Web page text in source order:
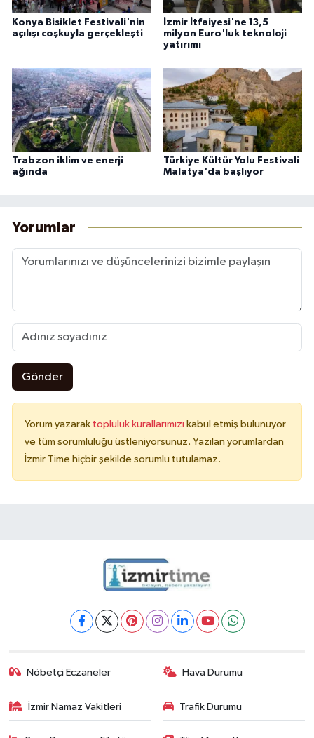
Konya Bisiklet Festivali'nin
açılışı coşkuyla gerçekleşti
İzmir İtfaiyesi'ne 13,5
milyon Euro'luk teknoloji
yatırımı
Trabzon iklim ve enerji
ağında
Türkiye Kültür Yolu Festivali
Malatya'da başlıyor
Yorumlar
Gönder
Yorum yazarak topluluk kurallarımızı kabul etmiş bulunuyor
ve tüm sorumluluğu üstleniyorsunuz. Yazılan yorumlardan
İzmir Time hiçbir şekilde sorumlu tutulamaz.
Nöbetçi Eczaneler Hava Durumu
İzmir Namaz Vakitleri Trafik Durumu